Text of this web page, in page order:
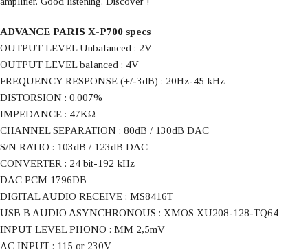
ADVANCE PARIS X-P700 specs
OUTPUT LEVEL Unbalanced : 2V
OUTPUT LEVEL balanced : 4V
FREQUENCY RESPONSE (+/-3dB) : 20Hz-45 kHz
DISTORSION : 0.007%
IMPEDANCE : 47KΩ
CHANNEL SEPARATION : 80dB / 130dB DAC
S/N RATIO : 103dB / 123dB DAC
CONVERTER : 24 bit-192 kHz
DAC PCM 1796DB
DIGITAL AUDIO RECEIVE : MS8416T
USB B AUDIO ASYNCHRONOUS : XMOS XU208-128-TQ64
INPUT LEVEL PHONO : MM 2,5mV
AC INPUT : 115 or 230V